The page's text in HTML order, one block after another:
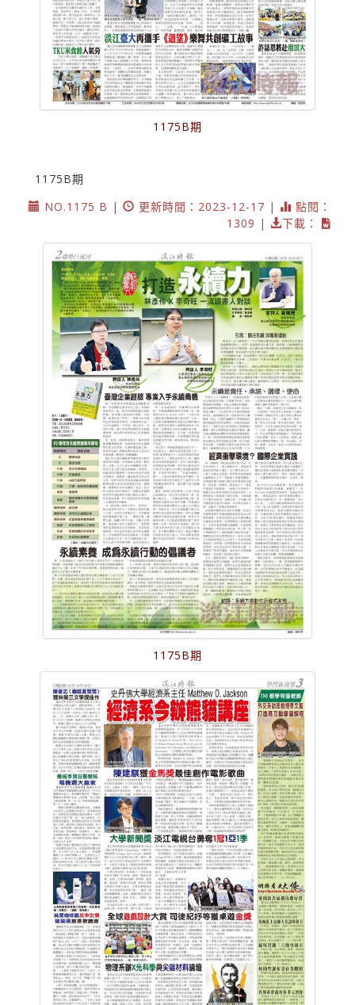
1175B期
1175B期
NO.1175 B |
更新時間：2023-12-17 |
點閱：
1309 |
下載：
1175B期